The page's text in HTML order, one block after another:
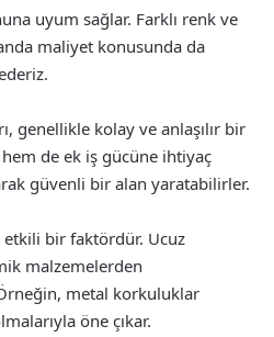
uyum sağlar. Farklı renk ve
maliyet konusunda da
genellikle kolay ve anlaşılır bir
de ek iş gücüne ihtiyaç
güvenli bir alan yaratabilirler.
etkili bir faktördür. Ucuz
malzemelerden
metal korkuluklar
öne çıkar.